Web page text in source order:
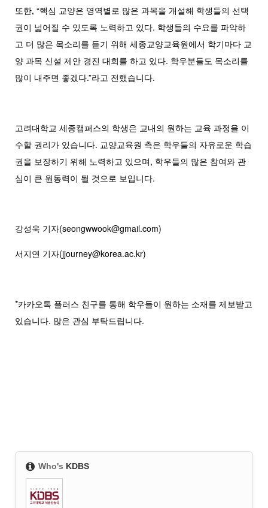
또한, “핵심 교양은 영역별로 많은 과목을 개설해 학생들의 선택
권이 넓어질 수 있도록 노력하고 있다. 학생들의 수요를 파악하
고 더 많은 목소리를 듣기 위해 세종교양교육원에서 학기마다 교
양 과목 신설 제안 경진 대회를 하고 있다. 학우분들도 목소리를
많이 내주면 좋겠다.”라고 전했습니다.
고려대학교 세종캠퍼스의 학생은 교내의 원하는 교육 과정을 이
수할 권리가 있습니다. 교양교육원 측은 학우들의 자유로운 학습
권을 보장하기 위해 노력하고 있으며, 학우들의 많은 참여와 관
심이 큰 원동력이 될 것으로 보입니다.
강성욱 기자(seongwwook@gmail.com)
서지연 기자(jjourney@korea.ac.kr)
*카카오톡 플러스 친구를 통해 학우들이 원하는 소재를 제보받고
있습니다. 많은 관심 부탁드립니다.
Who's KDBS